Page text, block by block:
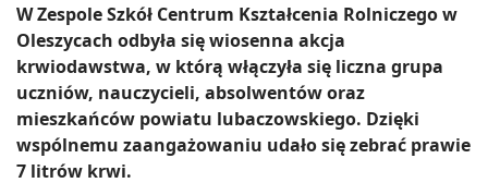
W Zespole Szkół Centrum Kształcenia Rolniczego w
Oleszycach odbyła się wiosenna akcja
krwiodawstwa, w którą włączyła się liczna grupa
uczniów, nauczycieli, absolwentów oraz
mieszkańców powiatu lubaczowskiego. Dzięki
wspólnemu zaangażowaniu udało się zebrać prawie
7 litrów krwi.